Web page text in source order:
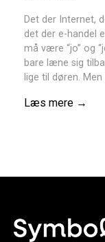
Det der Internet,
det der e-handel
må være “jo” og
bare læne sig
lige til døren. Men
Læs mere →